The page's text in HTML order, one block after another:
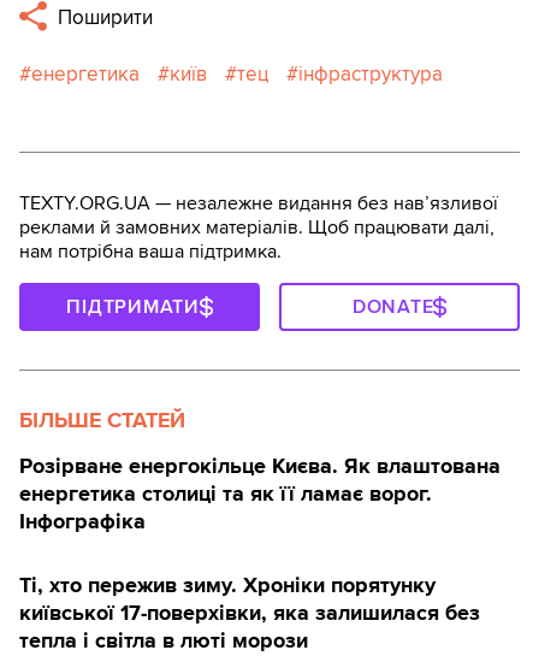
Поширити
енергетика київ тец інфраструктура
TEXTY.ORG.UA — незалежне видання без навʼязливої
реклами й замовних матеріалів. Щоб працювати далі,
нам потрібна ваша підтримка.
ПІДТРИМАТИ DONATE
БІЛЬШЕ СТАТЕЙ
Розірване енергокільце Києва. Як влаштована
енергетика столиці та як її ламає ворог.
Інфографіка
Ті, хто пережив зиму. Хроніки порятунку
київської 17-поверхівки, яка залишилася без
тепла і світла в люті морози